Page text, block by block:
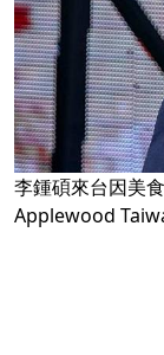
李鍾碩來台因美
Applewood